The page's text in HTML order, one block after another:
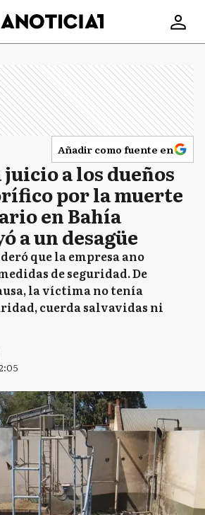
Añadir como fuente en
a los dueños
por la muerte
en Bahía
a un desagüe
que la empresa ano
de seguridad. De
la víctima no tenía
cuerda salvavidas ni